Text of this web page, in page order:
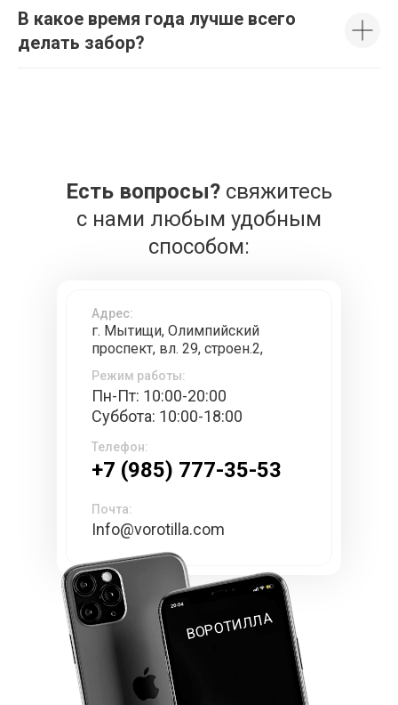
В какое время года лучше всего
делать забор?
Есть вопросы? свяжитесь
с нами любым удобным
способом:
+7 (985) 777-35-53
Адрес:
г. Мытищи, Олимпийский
проспект, вл. 29, строен.2,
Режим работы:
Пн-Пт: 10:00-20:00
Суббота: 10:00-18:00
Телефон:
Почта:
Info@vorotilla.com
ВОРОТИЛЛА